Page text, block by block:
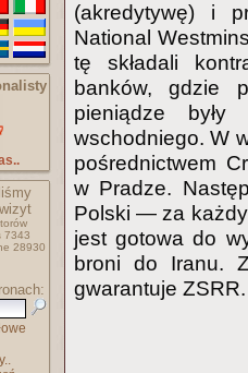
7343
28930
(akredytywę) i
National
tę składali
banków, gdzie
pieniądze
wschodniego. W
pośrednictwem
w Pradze.
Polski — za
jest gotowa do
broni do Iranu.
gwarantuje ZSRR.